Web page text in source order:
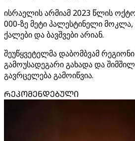
ისრაელის არმიამ 2023 წლის
000-ზე მეტი პალესტინელი
ქალები და ბავშვები არიან.
შეუწყვეტელმა დაბომბვამ
გამოუსადეგარი გახადა და
გავრცელება გამოიწვია.
ᲠᲔᲙᲝᲛᲔᲜᲓᲔᲑᲣᲚᲘ